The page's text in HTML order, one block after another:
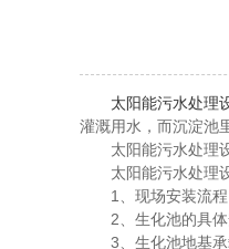
太阳能污水处理
灌溉用水，而沉淀池
太阳能污水处理设
太阳能污水处理设
1、现场安装流程
2、生化池的具体
3、生化池地基承